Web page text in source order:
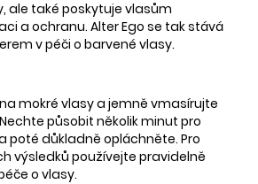
ale také poskytuje vlasům
a ochranu. Alter Ego se tak stává
v péči o barvené vlasy.
mokré vlasy a jemně vmasírujte
působit několik minut pro
poté důkladně opláchněte. Pro
výsledků používejte pravidelně
o vlasy.